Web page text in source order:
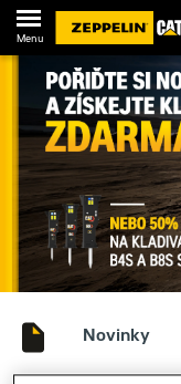
Menu
Novinky